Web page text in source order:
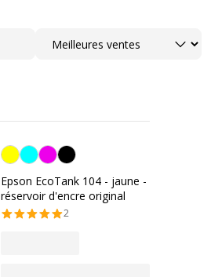
Trier
Jaune
Epson EcoTank 104 - jaune -
réservoir d'encre original
2